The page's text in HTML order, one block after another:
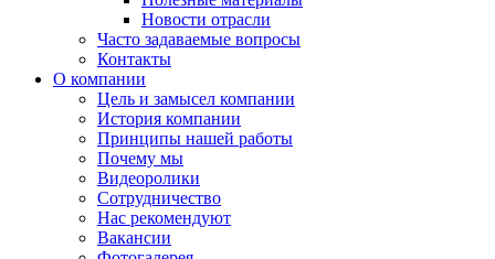
Новости отрасли
Часто задаваемые вопросы
Контакты
О компании
Цель и замысел компании
История компании
Принципы нашей работы
Почему мы
Видеоролики
Сотрудничество
Нас рекомендуют
Вакансии